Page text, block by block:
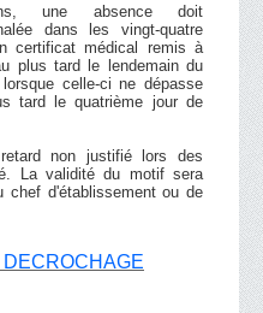
une absence doit
dans les vingt-quatre
certificat médical remis à
plus tard le lendemain du
celle-ci ne dépasse
tard le quatrième jour de
non justifié lors des
La validité du motif sera
chef d'établissement ou de